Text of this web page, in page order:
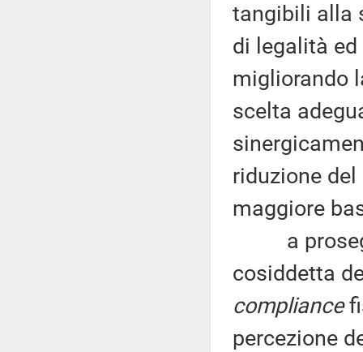
tangibili alla
di legalità ed
migliorando
scelta
riduzione del
maggiore
a
cosiddetta
compliance
percezione